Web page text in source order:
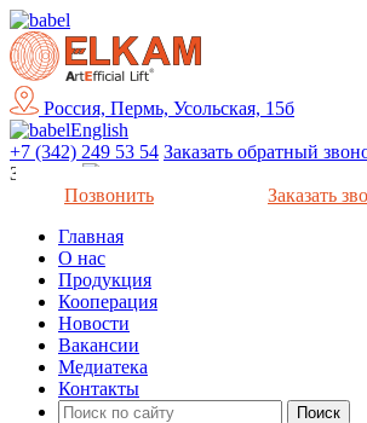
Россия, Пермь, Усольская, 15б
English
+7 (342) 249 53 54 Заказать обратный
Закрыть
Позвонить
Заказать
Главная
О нас
Продукция
Кооперация
Новости
Вакансии
Медиатека
Контакты